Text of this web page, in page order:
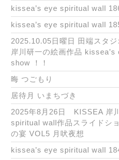
kissea’s eye spiritual wall
kissea’s eye spiritual wall
2025.10.05日曜日 田端スタ
岸川研一の絵画作品
show ！！
晦 つごもり
居待月 いまちづき
2025年8月26日 KISSEA 岸
spiritual wall作品スライドシ
の宴 VOL5 月吠夜想
kissea’s eye spiritual wall